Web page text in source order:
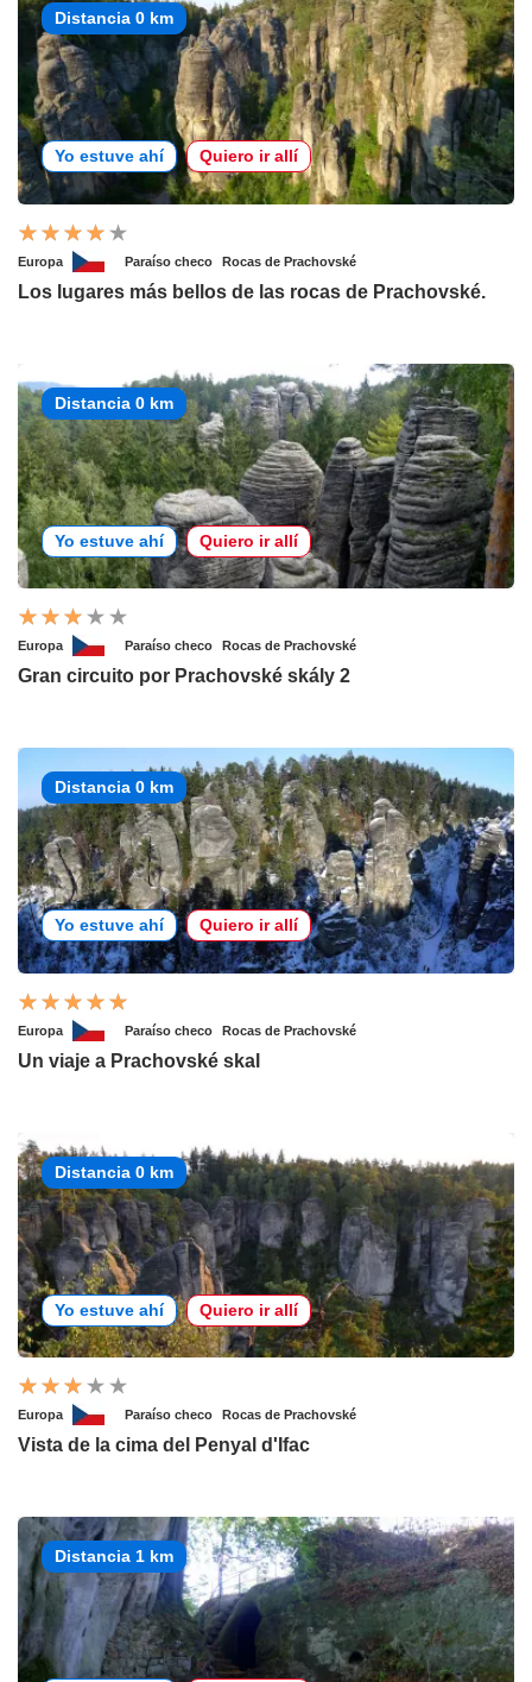
Distancia 0 km
Yo estuve ahí Quiero ir allí
Europa Paraíso checo Rocas de Prachovské
Los lugares más bellos de las rocas de Prachovské.
Distancia 0 km
Yo estuve ahí Quiero ir allí
Europa Paraíso checo Rocas de Prachovské
Gran circuito por Prachovské skály 2
Distancia 0 km
Yo estuve ahí Quiero ir allí
Europa Paraíso checo Rocas de Prachovské
Un viaje a Prachovské skal
Distancia 0 km
Yo estuve ahí Quiero ir allí
Europa Paraíso checo Rocas de Prachovské
Vista de la cima del Penyal d'Ifac
Distancia 1 km